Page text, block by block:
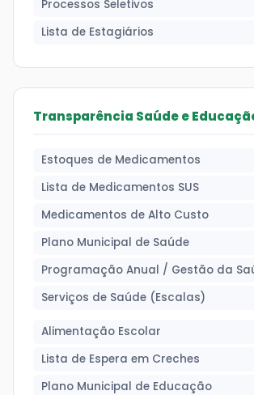
Processos Seletivos
Lista de Estagiários
Transparência Saúde e
Estoques de Medicamentos
Lista de Medicamentos SUS
Medicamentos de Alto Custo
Plano Municipal de Saúde
Programação Anual / Gestão da
Serviços de Saúde (Escalas)
Alimentação Escolar
Lista de Espera em Creches
Plano Municipal de Educação